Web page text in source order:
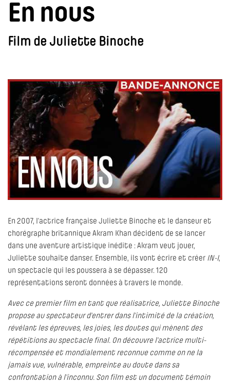
En nous
Film de Juliette Binoche
En 2007, l’actrice française Juliette Binoche et le danseur et
chorégraphe britannique Akram Khan décident de se lancer
dans une aventure artistique inédite : Akram veut jouer,
Juliette souhaite danser. Ensemble, ils vont écrire et créer IN-I,
un spectacle qui les poussera à se dépasser. 120
représentations seront données à travers le monde.
Avec ce premier film en tant que réalisatrice, Juliette Binoche
propose au spectateur d'entrer dans l’intimité de la création,
révélant les épreuves, les joies, les doutes qui mènent des
répétitions au spectacle final. On découvre l’actrice multi-
récompensée et mondialement reconnue comme on ne la
jamais vue, vulnérable, empreinte au doute dans sa
confrontation à l’inconnu. Son film est un document témoin